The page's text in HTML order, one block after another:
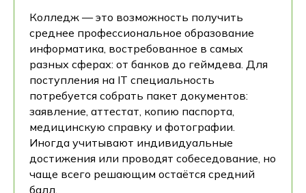
Колледж — это возможность получить
среднее профессиональное образование
информатика, востребованное в самых
разных сферах: от банков до геймдева. Для
поступления на IT специальность
потребуется собрать пакет документов:
заявление, аттестат, копию паспорта,
медицинскую справку и фотографии.
Иногда учитывают индивидуальные
достижения или проводят собеседование, но
чаще всего решающим остаётся средний
балл.